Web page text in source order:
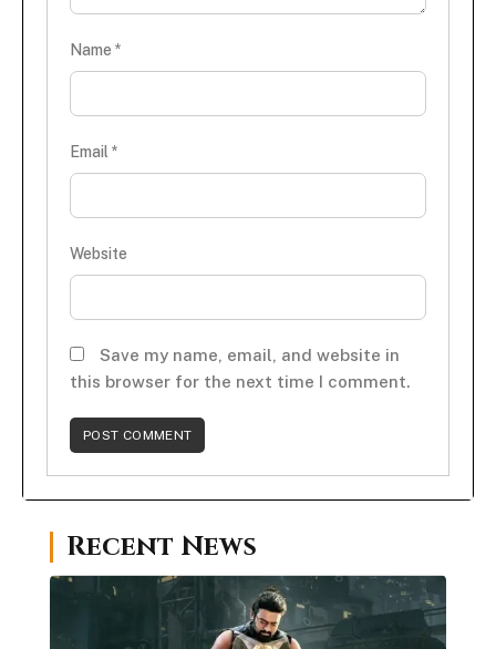
Name *
Email *
Website
Save my name, email, and website in
this browser for the next time I comment.
Recent News